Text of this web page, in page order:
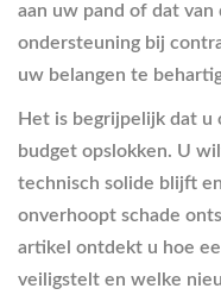
aan uw pand of dat
ondersteuning bij
uw belangen te
Het is begrijpelijk dat
budget opslokken. U
technisch solide blijft
onverhoopt schade
artikel ontdekt u hoe
veiligstelt en welke